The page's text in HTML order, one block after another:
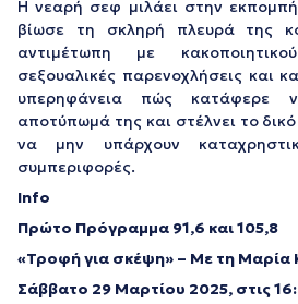
Η νεαρή σεφ μιλάει στην
βίωσε τη σκληρή πλευρά της
αντιμέτωπη με
σεξουαλικές παρενοχλήσεις και
υπερηφάνεια πώς κατάφερε
αποτύπωμά της και στέλνει το
να μην υπάρχουν
συμπεριφορές.
Info
Πρώτο Πρόγραμμα 91,6 και 105,8
«Τροφή για σκέψη» – Με τη Μαρία
Σάββατο 29 Μαρτίου 2025, στις